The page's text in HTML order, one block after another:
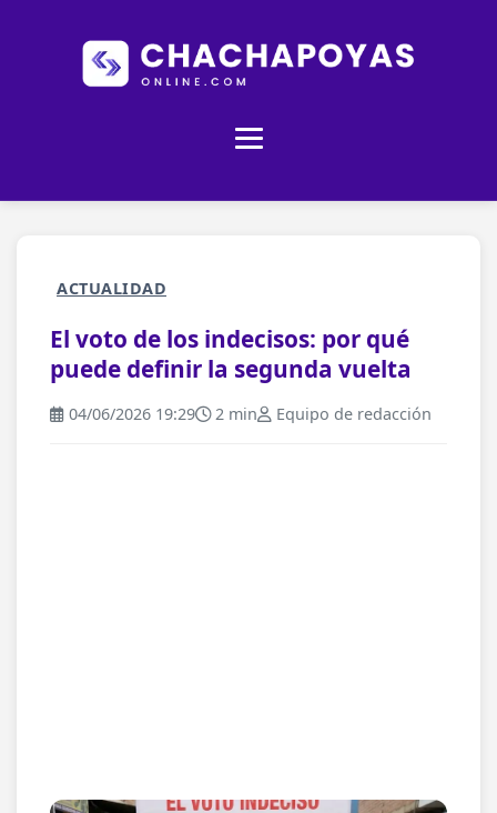
ACTUALIDAD
El voto de los indecisos: por qué
puede definir la segunda vuelta
04/06/2026 19:29 2 min Equipo de redacción